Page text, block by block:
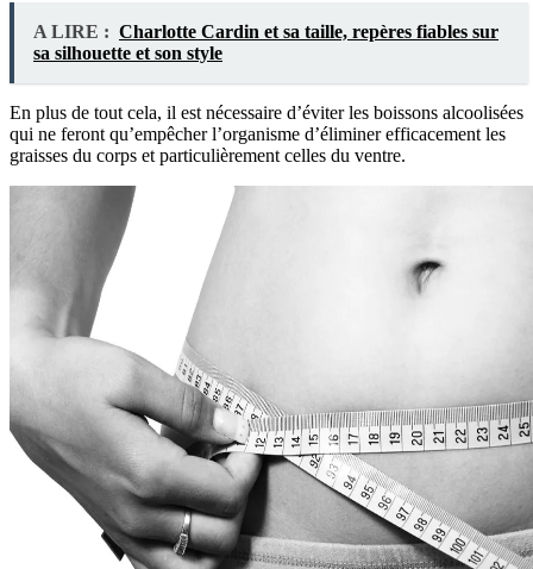
A LIRE : Charlotte Cardin et sa taille, repères fiables sur
sa silhouette et son style
En plus de tout cela, il est nécessaire d’éviter les boissons alcoolisées
qui ne feront qu’empêcher l’organisme d’éliminer efficacement les
graisses du corps et particulièrement celles du ventre.